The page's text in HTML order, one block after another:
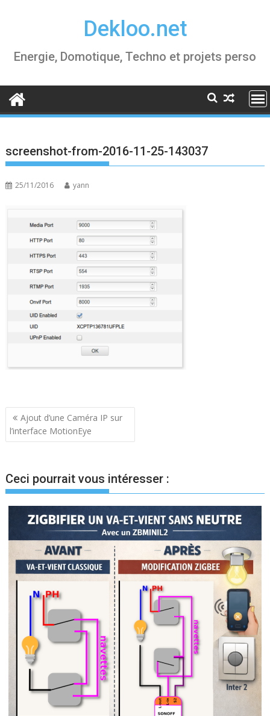
Dekloo.net
Energie, Domotique, Techno et projets perso
screenshot-from-2016-11-25-143037
25/11/2016 yann
Navigation
de
Ajout d’une Caméra IP sur
l’interface MotionEye
Ceci pourrait vous intéresser :